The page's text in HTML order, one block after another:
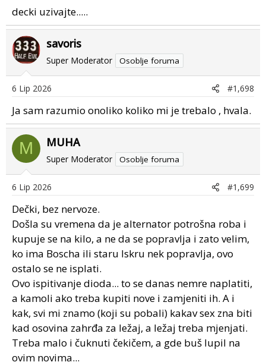
decki uzivajte.....
savoris
Super Moderator Osoblje foruma
6 Lip 2026 #1,698
Ja sam razumio onoliko koliko mi je trebalo , hvala.
M MUHA
Super Moderator Osoblje foruma
6 Lip 2026 #1,699
Dečki, bez nervoze.
Došla su vremena da je alternator potrošna roba i
kupuje se na kilo, a ne da se popravlja i zato velim,
ko ima Boscha ili staru Iskru nek popravlja, ovo
ostalo se ne isplati.
Ovo ispitivanje dioda... to se danas nemre naplatiti,
a kamoli ako treba kupiti nove i zamjeniti ih. A i
kak, svi mi znamo (koji su pobali) kakav sex zna biti
kad osovina zahrđa za ležaj, a ležaj treba mjenjati.
Treba malo i čuknuti čekičem, a gde buš lupil na
ovim novima...